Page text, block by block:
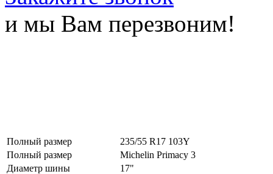
и мы Вам перезвоним!
Полный размер
235/55 R17 103Y
Полный размер
Michelin Primacy 3
Диаметр шины
17"